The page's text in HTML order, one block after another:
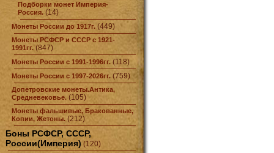
Подборки монет Империя-
Россия. (14)
Монеты России до 1917г. (449)
Монеты РСФСР и СССР с 1921-
1991гг. (847)
Монеты России с 1991-1996гг. (118)
Монеты России с 1997-2026гг. (759)
Допетровские монеты.Антика,
Средневековье. (105)
Монеты фальшивые, Бракованные,
Копии, Жетоны. (212)
Боны РСФСР, СССР,
России(Империя) (120)